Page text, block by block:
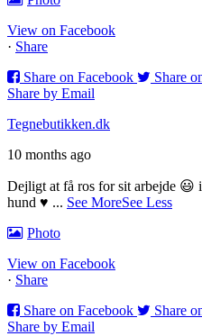
View on Facebook
· Share
Share on Facebook
Share
Share by Email
Tegnebutikken.dk
10 months ago
Dejligt at få ros for sit arbejde 😃
hund ♥️ ... See MoreSee Less
Photo
View on Facebook
· Share
Share on Facebook
Share
Share by Email